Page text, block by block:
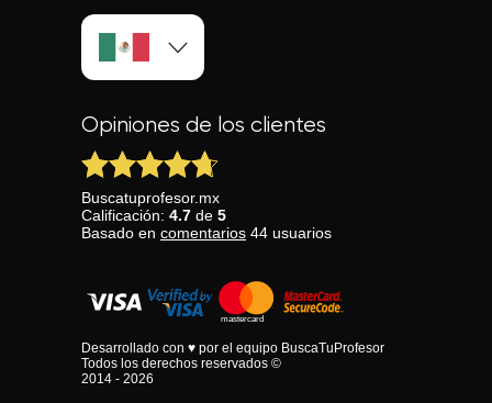
Opiniones de los clientes
Buscatuprofesor.mx
Calificación: 4.7 de 5
Basado en comentarios 44 usuarios
Desarrollado con ♥ por el equipo BuscaTuProfesor
Todos los derechos reservados ©
2014 - 2026